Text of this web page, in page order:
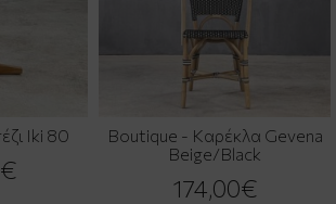
Iki 80
Boutique - Καρέκλα Gevena
Beige/Black
174,00€